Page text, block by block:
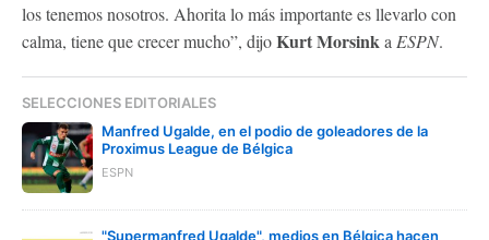
los tenemos nosotros. Ahorita lo más importante es llevarlo con
calma, tiene que crecer mucho”, dijoKurt Morsinka ESPN.
SELECCIONES EDITORIALES
Manfred Ugalde, en el podio de goleadores de la
Proximus League de Bélgica
ESPN
"Supermanfred Ugalde", medios en Bélgica hacen